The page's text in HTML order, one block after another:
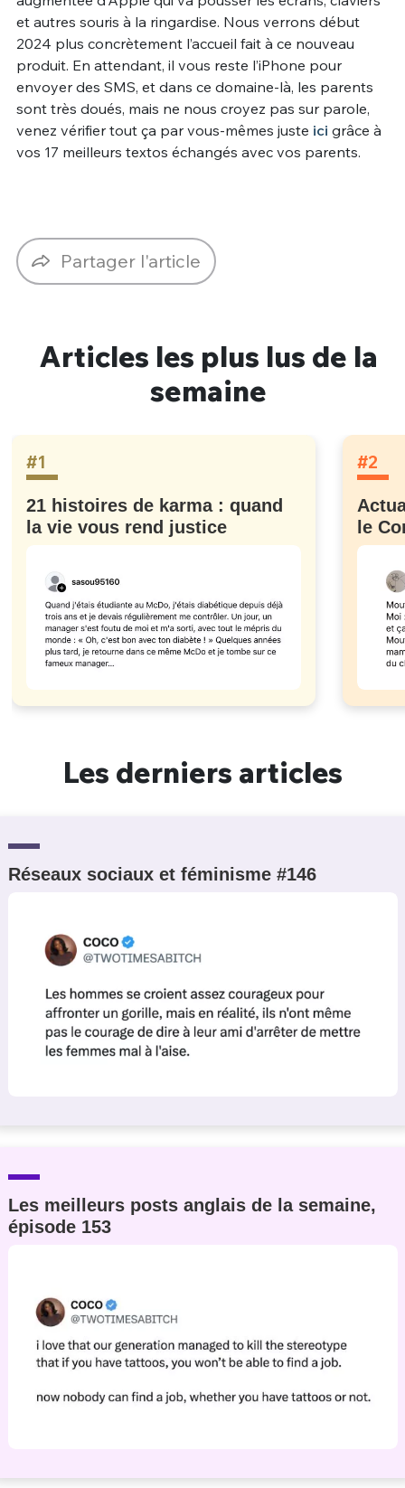
et autres souris à la ringardise. Nous verrons début
2024 plus concrètement l’accueil fait à ce nouveau
produit. En attendant, il vous reste l’iPhone pour
envoyer des SMS, et dans ce domaine-là, les parents
sont très doués, mais ne nous croyez pas sur parole,
venez vérifier tout ça par vous-mêmes juste ici grâce à
vos 17 meilleurs textos échangés avec vos parents.
Partager l'article
Articles les plus lus de la
semaine
#1
21 histoires de karma : quand
la vie vous rend justice
#2
le
Les derniers articles
Réseaux sociaux et féminisme #146
Les meilleurs posts anglais de la semaine,
épisode 153